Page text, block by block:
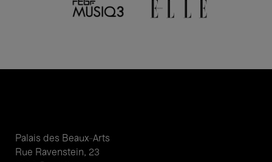
Palais des Beaux-Arts
Rue Ravenstein, 23